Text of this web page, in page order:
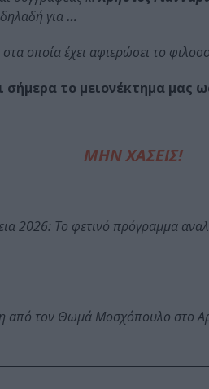
για…
οποία έχει αφιερώσει το
σήμερα το μειονέκτημα μας
ΜΗΝ ΧΑΣΕΙΣ!
2026: Το φετινό πρόγραμμα
από τον Θωμά Μοσχόπουλο στο